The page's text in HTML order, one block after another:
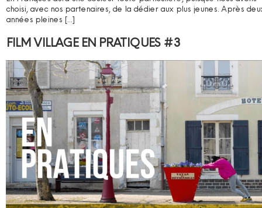
choisi, avec nos partenaires, de la dédier aux plus jeunes. Après
années pleines […]
FILM VILLAGE EN PRATIQUES #3